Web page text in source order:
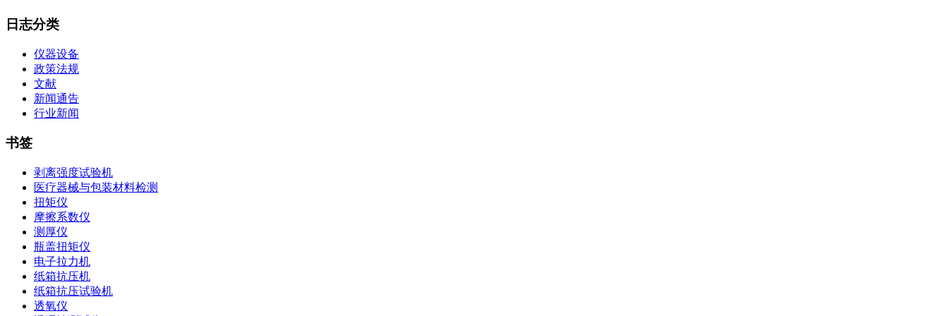
日志分类
仪器设备
政策法规
文献
新闻通告
行业新闻
书签
剥离强度试验机
医疗器械与包装材料检测
扭矩仪
摩擦系数仪
测厚仪
瓶盖扭矩仪
电子拉力机
纸箱抗压机
纸箱抗压试验机
透氧仪